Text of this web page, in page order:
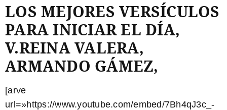
LOS MEJORES VERSÍCULOS
PARA INICIAR EL DÍA,
V.REINA VALERA,
ARMANDO GÁMEZ,
[arve
url=»https://www.youtube.com/embed/7Bh4qJ3c_-